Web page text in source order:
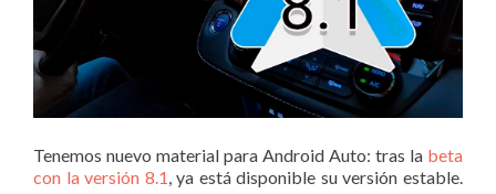
Tenemos nuevo material para Android Auto: tras la beta
con la versión 8.1, ya está disponible su versión estable.